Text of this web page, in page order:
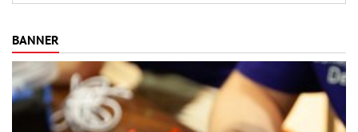
BANNER